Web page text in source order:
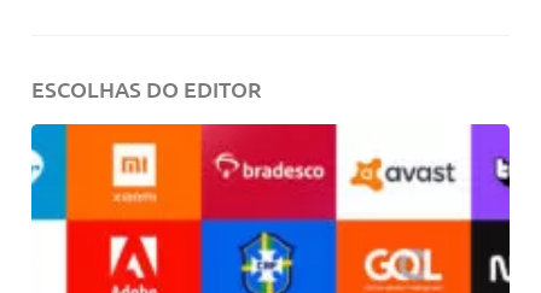
ESCOLHAS DO EDITOR